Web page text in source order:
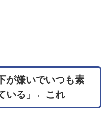
が嫌いでいつも素
いる」←これ